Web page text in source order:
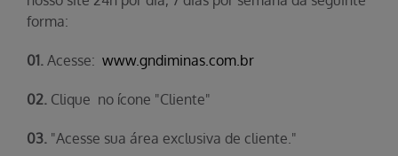
forma:
01. Acesse: www.gndiminas.com.br
02. Clique no ícone "Cliente"
03. "Acesse sua área exclusiva de cliente."